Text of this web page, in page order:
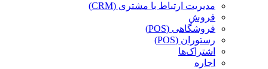
مدیریت ارتباط با مشتری (CRM)
فروش
فروشگاهی (POS)
رستوران (POS)
اشتراک‌ها
اجاره